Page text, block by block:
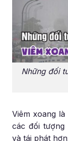
Những đối
Viêm xoang
các đối
và tái phát